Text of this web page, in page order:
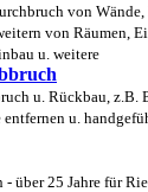
von Wände,
von Räumen,
u. weitere
u. Rückbau, z.B.
u.
über 25 Jahre für